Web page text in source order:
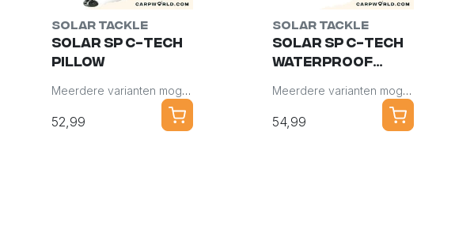
Solar Tackle
Solar SP C-Tech
Pillow
Meerdere varianten mogelijk
52,99
Solar Tackle
Solar SP C-Tech
Waterproof
Meerdere varianten mogelijk
54,99